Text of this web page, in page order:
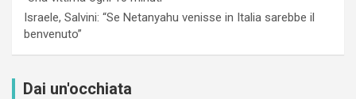
Israele, Salvini: “Se Netanyahu venisse in Italia sarebbe il
benvenuto”
Dai un'occhiata